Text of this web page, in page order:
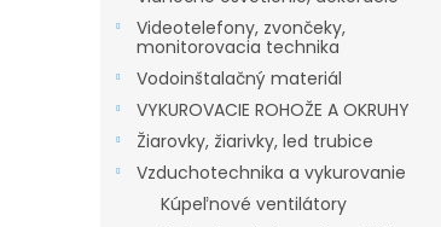
Videotelefony, zvončeky,
monitorovacia technika
Vodoinštalačný materiál
VYKUROVACIE ROHOŽE A OKRUHY
Žiarovky, žiarivky, led trubice
Vzduchotechnika a vykurovanie
Kúpeľnové ventilátory